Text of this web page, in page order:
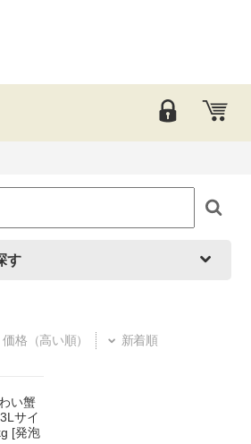
す
価格（高い順） 新着順
い蟹
サイ
[発泡